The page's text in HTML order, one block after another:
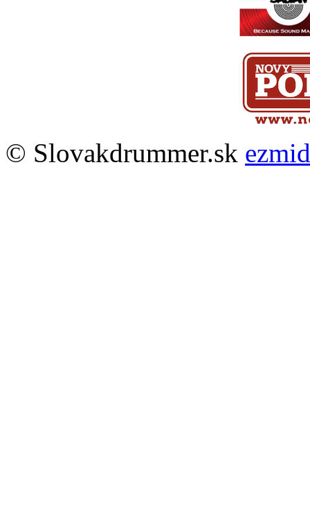
© Slovakdrummer.sk